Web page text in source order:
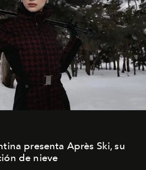
presenta Après Ski, su
de nieve